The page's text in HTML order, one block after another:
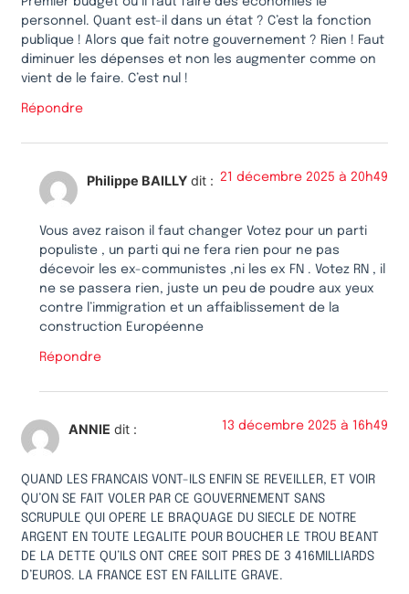
personnel. Quant est-il dans un état ? C’est la fonction
publique ! Alors que fait notre gouvernement ? Rien ! Faut
diminuer les dépenses et non les augmenter comme on
vient de le faire. C’est nul !
Répondre
Philippe BAILLY dit : 21 décembre 2025 à 20h49
Vous avez raison il faut changer Votez pour un parti
populiste , un parti qui ne fera rien pour ne pas
décevoir les ex-communistes ,ni les ex FN . Votez RN , il
ne se passera rien, juste un peu de poudre aux yeux
contre l’immigration et un affaiblissement de la
construction Européenne
Répondre
ANNIE dit : 13 décembre 2025 à 16h49
QUAND LES FRANCAIS VONT-ILS ENFIN SE REVEILLER, ET VOIR
QU’ON SE FAIT VOLER PAR CE GOUVERNEMENT SANS
SCRUPULE QUI OPERE LE BRAQUAGE DU SIECLE DE NOTRE
ARGENT EN TOUTE LEGALITE POUR BOUCHER LE TROU BEANT
DE LA DETTE QU’ILS ONT CREE SOIT PRES DE 3 416MILLIARDS
D’EUROS. LA FRANCE EST EN FAILLITE GRAVE.